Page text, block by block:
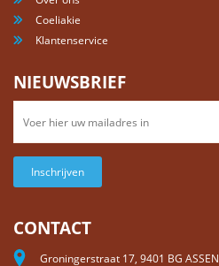
Coeliakie
Klantenservice
NIEUWSBRIEF
Inschrijven
CONTACT
Groningerstraat 17, 9401 BG ASSEN